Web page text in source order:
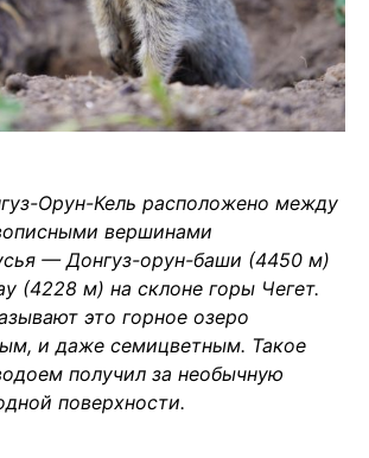
Орун-Кель расположено между
вершинами
— Донгуз-орун-баши (4450 м)
(4228 м) на склоне горы Чегет.
это горное озеро
и даже семицветным. Такое
получил за необычную
поверхности.